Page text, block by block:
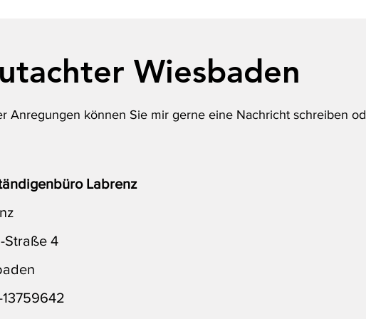
Wiesbaden
Anregungen können Sie mir gerne eine Nachricht schreiben
Labrenz
Straße 4
13759642